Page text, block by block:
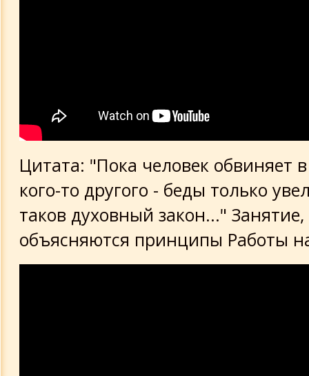
Цитата: "Пока человек обвиняет
кого-то другого - беды только
таков духовный закон..."
объясняются принципы Работы